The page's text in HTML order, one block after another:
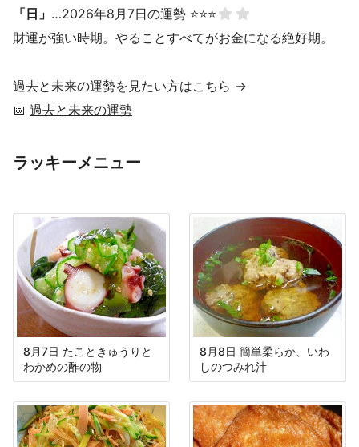
「日」 …2026年8月7日の運勢 ⭐⭐⭐
財運が強い時期。やることすべてがお金になる絶好期。
過去と未来の運勢を見たい方はこちら →
📅 過去と未来の運勢
ラッキーメニュー
8月7日 たこときゅうりと
わかめの酢の物
8月8日 簡単柔らか、いわ
しのつみれ汁